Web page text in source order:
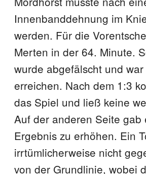
Innenbanddehnung im
werden. Für die
Merten in der 64. Minute.
wurde abgefälscht und
erreichen. Nach dem 1:3
das Spiel und ließ keine
Auf der anderen Seite
Ergebnis zu erhöhen. Ein
irrtümlicherweise nicht
von der Grundlinie, wobei